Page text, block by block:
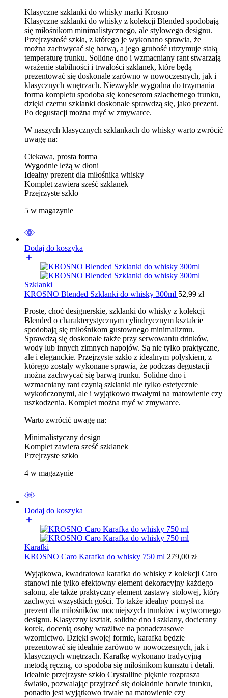
Klasyczne szklanki do whisky marki Krosno
Klasyczne szklanki do whisky z kolekcji Blended spodobają
się miłośnikom minimalistycznego, ale stylowego designu.
Przejrzystość szkła, z którego je wykonano sprawia, że
można zachwycać się barwą, a jego grubość utrzymuje stałą
temperaturę trunku. Solidne dno i wzmacniany rant stwarzają
wrażenie stabilności i trwałości szklanek, które będą
prezentować się doskonale zarówno w nowoczesnych, jak i
klasycznych wnętrzach. Niezwykle wygodna do trzymania
forma kompletu spodoba się koneserom szlachetnego trunku,
dzięki czemu szklanki doskonale sprawdzą się, jako prezent.
Po degustacji można myć w zmywarce.
W naszych klasycznych szklankach do whisky warto zwrócić
uwagę na:
Ciekawa, prosta forma
Wygodnie leżą w dłoni
Idealny prezent dla miłośnika whisky
Komplet zawiera sześć szklanek
Przejrzyste szkło
5 w magazynie
Dodaj do koszyka
Szklanki
KROSNO Blended Szklanki do whisky 300ml 52,99 zł
Proste, choć designerskie, szklanki do whisky z kolekcji
Blended o charakterystycznym cylindrycznym kształcie
spodobają się miłośnikom gustownego minimalizmu.
Sprawdzą się doskonale także przy serwowaniu drinków,
wody lub innych zimnych napojów. Są nie tylko praktyczne,
ale i eleganckie. Przejrzyste szkło z idealnym połyskiem, z
którego zostały wykonane sprawia, że podczas degustacji
można zachwycać się barwą trunku. Solidne dno i
wzmacniany rant czynią szklanki nie tylko estetycznie
wykończonymi, ale i wyjątkowo trwałymi na matowienie czy
uszkodzenia. Komplet można myć w zmywarce.
Warto zwrócić uwagę na:
Minimalistyczny design
Komplet zawiera sześć szklanek
Przejrzyste szkło
4 w magazynie
Dodaj do koszyka
Karafki
KROSNO Caro Karafka do whisky 750 ml 279,00 zł
Wyjątkowa, kwadratowa karafka do whisky z kolekcji Caro
stanowi nie tylko efektowny element dekoracyjny każdego
salonu, ale także praktyczny element zastawy stołowej, który
zachwyci wszystkich gości. To także idealny pomysł na
prezent dla miłośników mocniejszych trunków i wytwornego
designu. Klasyczny kształt, solidne dno i szklany, docierany
korek, docenią osoby wrażliwe na ponadczasowe
wzornictwo. Dzięki swojej formie, karafka będzie
prezentować się idealnie zarówno w nowoczesnych, jak i
klasycznych wnętrzach. Karafkę wykonano tradycyjną
metodą ręczną, co spodoba się miłośnikom kunsztu i detali.
Idealnie przejrzyste szkło Crystalline pięknie rozprasza
światło, pozwalając przyjrzeć się dokładnie barwie trunku,
ponadto jest wyjątkowo trwałe na matowienie czy